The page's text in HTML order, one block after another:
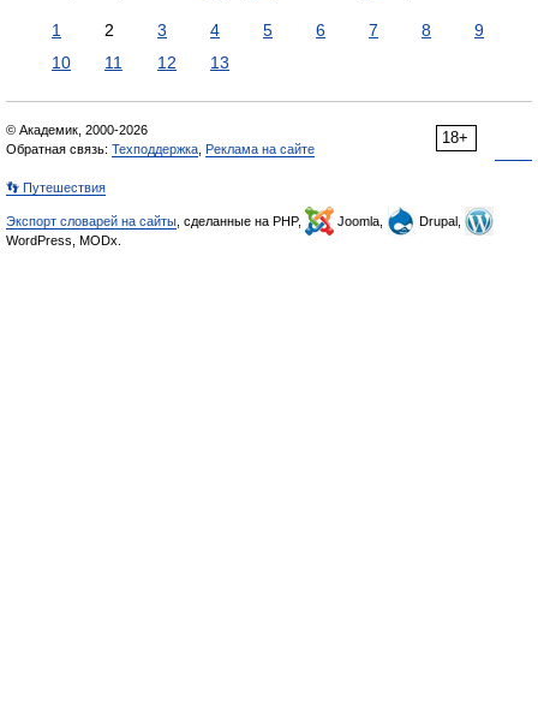
1 2 3 4 5 6 7 8
9
10
11 12 13
18+
© Академик, 2000-2026
Обратная связь: Техподдержка Реклама на сайте
👣 Путешествия
Экспорт словарей на сайты , сделанные на PHP, Joomla,
Drupal,
WordPress, MODx.